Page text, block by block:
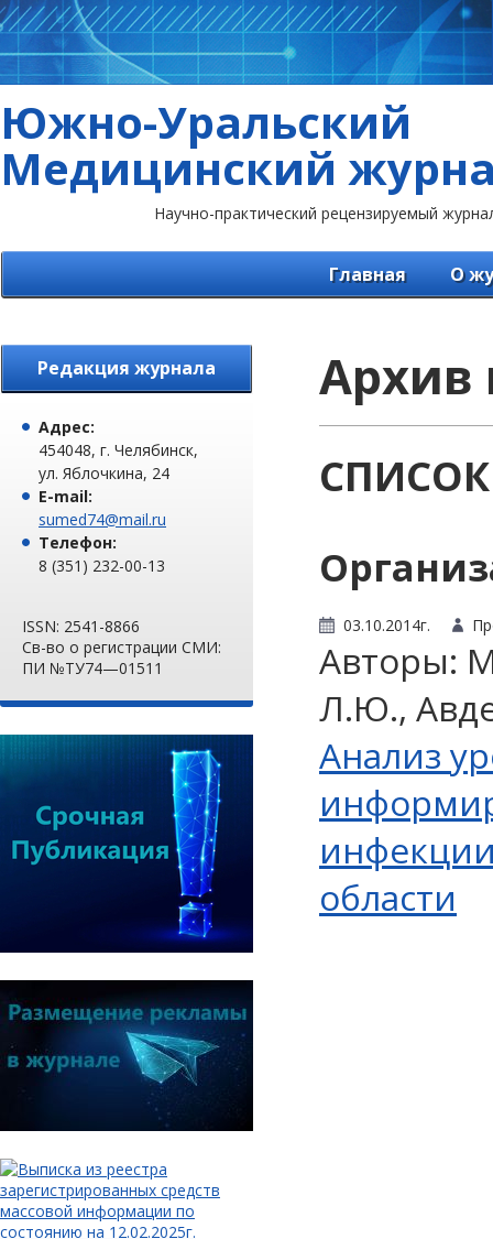
Южно-Уральский
Медицинский
Научно-практический рецензируемый
Главная О
Редакция журнала
Адрес:
454048, г. Челябинск,
ул. Яблочкина, 24
E-mail:
sumed74@mail.ru
Телефон:
8 (351) 232-00-13
ISSN: 2541-8866
Св-во о регистрации СМИ:
ПИ №ТУ74—01511
Архив
03.10.2014г.
Авторы:
Л.Ю.,
Анализ
области